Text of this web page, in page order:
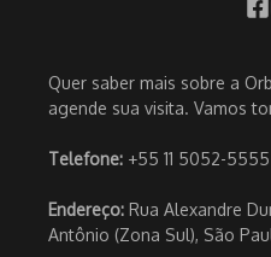
Quer saber mais sobre a
agende sua visita. Vamos
Telefone: +55 11 5052-5555
Endereço: Rua Alexandre
Antônio (Zona Sul), São